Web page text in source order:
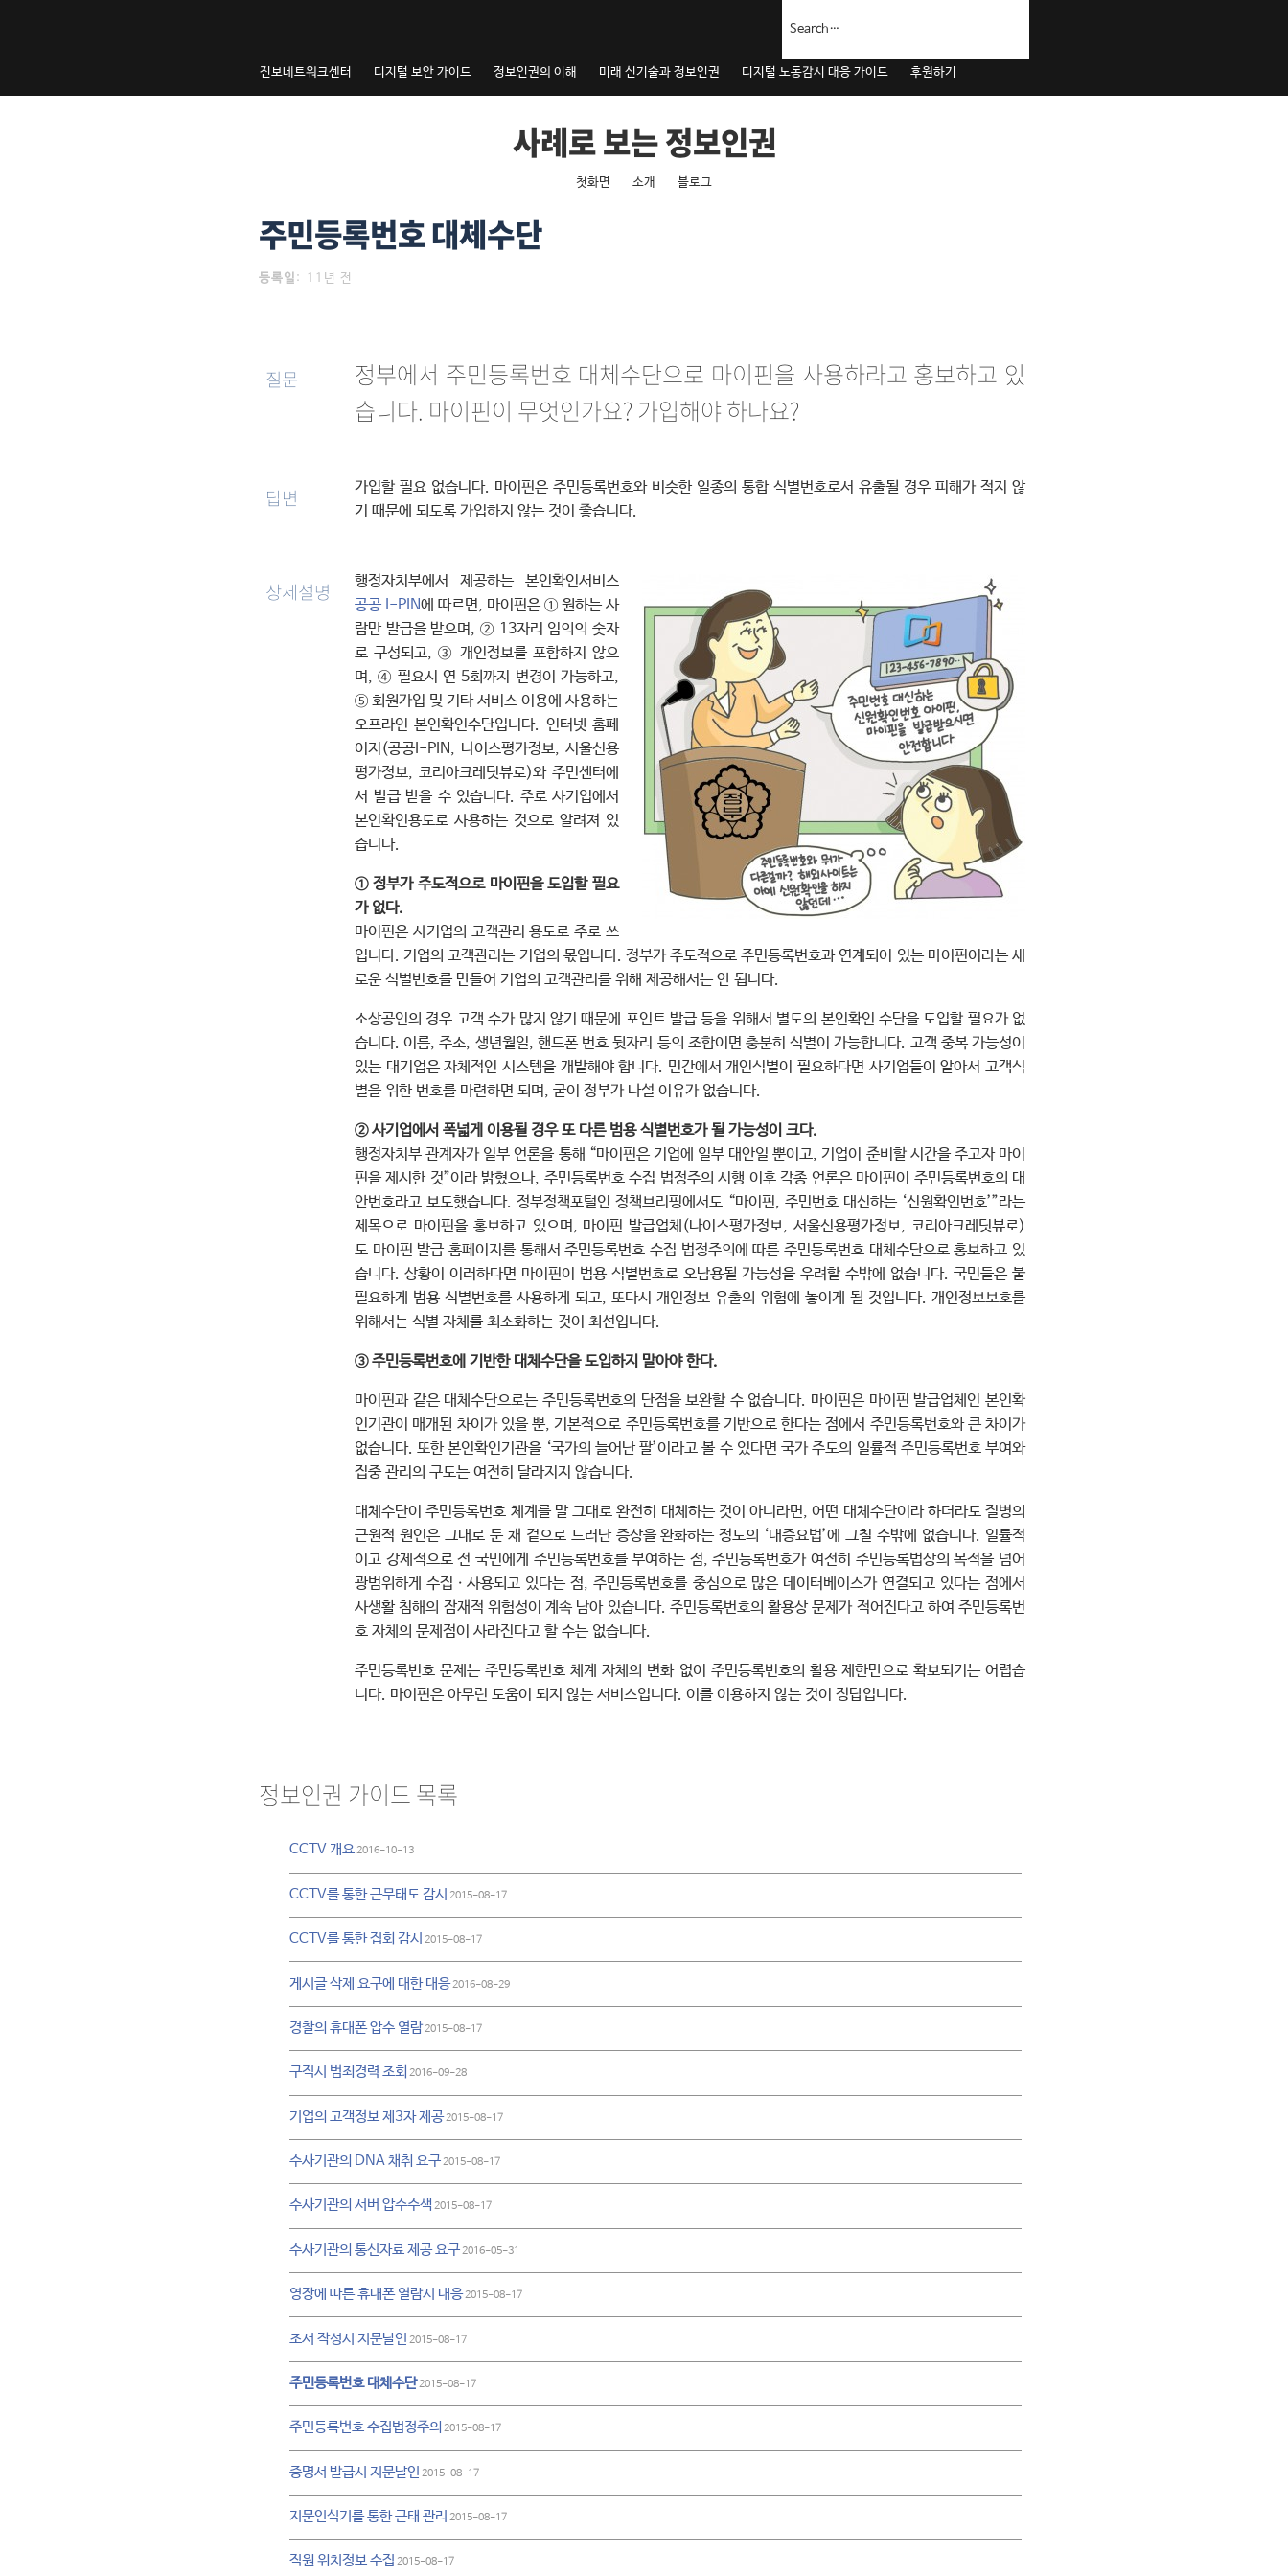
로
진보네트워크센터 디지털 보안 가이드 정보인권의 이해 미래 신기술과 정보인권 디지털 노동감시 대응 가이드 후원하기
사례로 보는 정보인권
내
첫화면 소개 블로그
주민등록번호 대체수단
등록일 : 11년 전
질문
정부에서 주민등록번호 대체수단으로 마이핀을 사용하라고 홍보하고 있
습니다. 마이핀이 무엇인가요? 가입해야 하나요?
답변
가입할 필요 없습니다. 마이핀은 주민등록번호와 비슷한 일종의 통합 식별번호로서 유출될 경우 피해가 적지 않
기 때문에 되도록 가입하지 않는 것이 좋습니다.
상세설명
행정자치부에서 제공하는 본인확인서비스
공공 I-PIN에 따르면, 마이핀은 ① 원하는 사
람만 발급을 받으며, ② 13자리 임의의 숫자
로 구성되고, ③ 개인정보를 포함하지 않으
며, ④ 필요시 연 5회까지 변경이 가능하고,
⑤ 회원가입 및 기타 서비스 이용에 사용하는
오프라인 본인확인수단입니다. 인터넷 홈페
이지(공공I-PIN, 나이스평가정보, 서울신용
평가정보, 코리아크레딧뷰로)와 주민센터에
서 발급 받을 수 있습니다. 주로 사기업에서
본인확인용도로 사용하는 것으로 알려져 있
습니다.
① 정부가 주도적으로 마이핀을 도입할 필요
가 없다.
마이핀은 사기업의 고객관리 용도로 주로 쓰
입니다. 기업의 고객관리는 기업의 몫입니다. 정부가 주도적으로 주민등록번호과 연계되어 있는 마이핀이라는 새
로운 식별번호를 만들어 기업의 고객관리를 위해 제공해서는 안 됩니다.
소상공인의 경우 고객 수가 많지 않기 때문에 포인트 발급 등을 위해서 별도의 본인확인 수단을 도입할 필요가 없
습니다. 이름, 주소, 생년월일, 핸드폰 번호 뒷자리 등의 조합이면 충분히 식별이 가능합니다. 고객 중복 가능성이
있는 대기업은 자체적인 시스템을 개발해야 합니다. 민간에서 개인식별이 필요하다면 사기업들이 알아서 고객식
별을 위한 번호를 마련하면 되며, 굳이 정부가 나설 이유가 없습니다.
② 사기업에서 폭넓게 이용될 경우 또 다른 범용 식별번호가 될 가능성이 크다.
행정자치부 관계자가 일부 언론을 통해 “마이핀은 기업에 일부 대안일 뿐이고, 기업이 준비할 시간을 주고자 마이
핀을 제시한 것”이라 밝혔으나, 주민등록번호 수집 법정주의 시행 이후 각종 언론은 마이핀이 주민등록번호의 대
안번호라고 보도했습니다. 정부정책포털인 정책브리핑에서도 “마이핀, 주민번호 대신하는 ‘신원확인번호’”라는
제목으로 마이핀을 홍보하고 있으며, 마이핀 발급업체(나이스평가정보, 서울신용평가정보, 코리아크레딧뷰로)
도 마이핀 발급 홈페이지를 통해서 주민등록번호 수집 법정주의에 따른 주민등록번호 대체수단으로 홍보하고 있
습니다. 상황이 이러하다면 마이핀이 범용 식별번호로 오남용될 가능성을 우려할 수밖에 없습니다. 국민들은 불
필요하게 범용 식별번호를 사용하게 되고, 또다시 개인정보 유출의 위험에 놓이게 될 것입니다. 개인정보보호를
위해서는 식별 자체를 최소화하는 것이 최선입니다.
③ 주민등록번호에 기반한 대체수단을 도입하지 말아야 한다.
마이핀과 같은 대체수단으로는 주민등록번호의 단점을 보완할 수 없습니다. 마이핀은 마이핀 발급업체인 본인확
인기관이 매개된 차이가 있을 뿐, 기본적으로 주민등록번호를 기반으로 한다는 점에서 주민등록번호와 큰 차이가
없습니다. 또한 본인확인기관을 ‘국가의 늘어난 팔’이라고 볼 수 있다면 국가 주도의 일률적 주민등록번호 부여와
집중 관리의 구도는 여전히 달라지지 않습니다.
대체수단이 주민등록번호 체계를 말 그대로 완전히 대체하는 것이 아니라면, 어떤 대체수단이라 하더라도 질병의
근원적 원인은 그대로 둔 채 겉으로 드러난 증상을 완화하는 정도의 ‘대증요법’에 그칠 수밖에 없습니다. 일률적
이고 강제적으로 전 국민에게 주민등록번호를 부여하는 점, 주민등록번호가 여전히 주민등록법상의 목적을 넘어
광범위하게 수집ㆍ사용되고 있다는 점, 주민등록번호를 중심으로 많은 데이터베이스가 연결되고 있다는 점에서
사생활 침해의 잠재적 위험성이 계속 남아 있습니다. 주민등록번호의 활용상 문제가 적어진다고 하여 주민등록번
호 자체의 문제점이 사라진다고 할 수는 없습니다.
주민등록번호 문제는 주민등록번호 체계 자체의 변화 없이 주민등록번호의 활용 제한만으로 확보되기는 어렵습
니다. 마이핀은 아무런 도움이 되지 않는 서비스입니다. 이를 이용하지 않는 것이 정답입니다.
정보인권 가이드 목록
CCTV 개요2016-10-13
CCTV를 통한 근무태도 감시 2015-08-17
CCTV를 통한 집회 감시 2015-08-17
게시글 삭제 요구에 대한 대응2016-08-29
경찰의 휴대폰 압수 열람2015-08-17
구직시 범죄경력 조회 2016-09-28
기업의 고객정보 제3자 제공2015-08-17
수사기관의 DNA 채취 요구2015-08-17
수사기관의 서버 압수수색 2015-08-17
수사기관의 통신자료 제공 요구2016-05-31
영장에 따른 휴대폰 열람시 대응2015-08-17
조서 작성시 지문날인 2015-08-17
주민등록번호 대체수단2015-08-17
주민등록번호 수집법정주의 2015-08-17
증명서 발급시 지문날인 2015-08-17
지문인식기를 통한 근태 관리 2015-08-17
직원 위치정보 수집 2015-08-17